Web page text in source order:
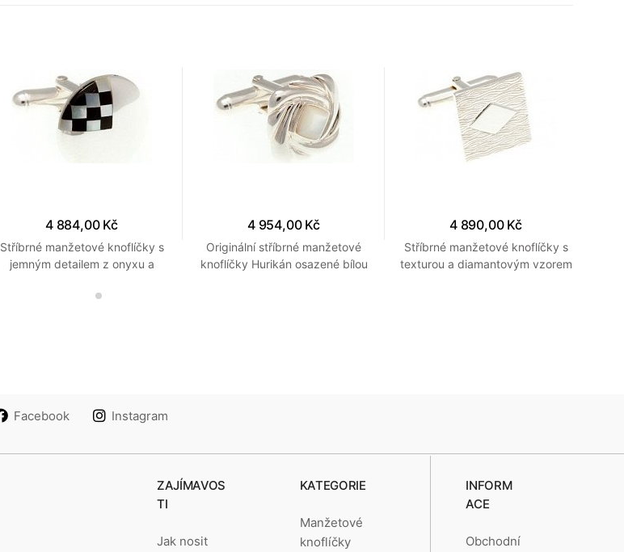
4 884,00 Kč
Stříbrné manžetové knoflíčky s
jemným detailem z onyxu a
4 954,00 Kč
Originální stříbrné manžetové
knoflíčky Hurikán osazené bílou
4 890,00 Kč
Stříbrné manžetové knoflíčky s
texturou a diamantovým vzorem
Facebook Instagram
ZAJÍMAVOS
TI
Jak nosit
KATEGORIE
Manžetové
knoflíčky
INFORM
ACE
Obchodní